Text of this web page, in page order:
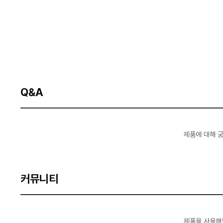
Q&A
제품에 대해
커뮤니티
제품을 사용